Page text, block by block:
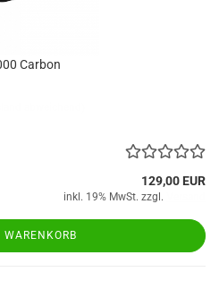
Carbon
129,00 EUR
inkl. 19% MwSt. zzgl.
WARENKORB